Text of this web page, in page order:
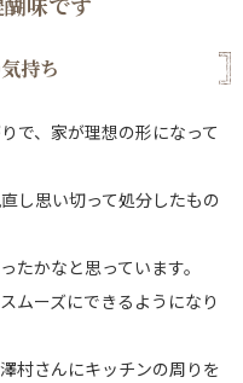
持ち
で、家が理想の形になって
し思い切って処分したもの
たかなと思っています。
ムーズにできるようになり
村さんにキッチンの周りを